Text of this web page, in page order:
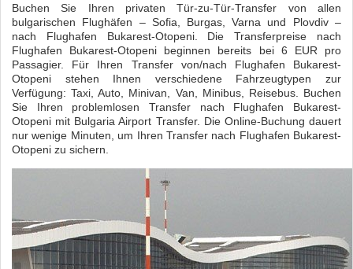
Buchen Sie Ihren privaten Tür-zu-Tür-Transfer von allen
bulgarischen Flughäfen – Sofia, Burgas, Varna und Plovdiv –
nach Flughafen Bukarest-Otopeni. Die Transferpreise nach
Flughafen Bukarest-Otopeni beginnen bereits bei 6 EUR pro
Passagier. Für Ihren Transfer von/nach Flughafen Bukarest-
Otopeni stehen Ihnen verschiedene Fahrzeugtypen zur
Verfügung: Taxi, Auto, Minivan, Van, Minibus, Reisebus. Buchen
Sie Ihren problemlosen Transfer nach Flughafen Bukarest-
Otopeni mit Bulgaria Airport Transfer. Die Online-Buchung dauert
nur wenige Minuten, um Ihren Transfer nach Flughafen Bukarest-
Otopeni zu sichern.